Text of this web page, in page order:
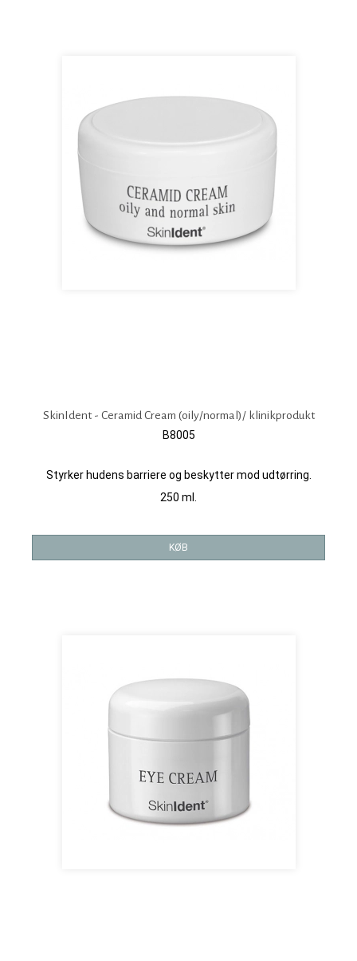
SkinIdent - Ceramid Cream (oily/normal)/ klinikprodukt
B8005
Styrker hudens barriere og beskytter mod udtørring.
250 ml.
KØB